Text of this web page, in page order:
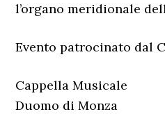
l’organo meridionale
Evento patrocinato dal
Cappella Musicale
Duomo di Monza